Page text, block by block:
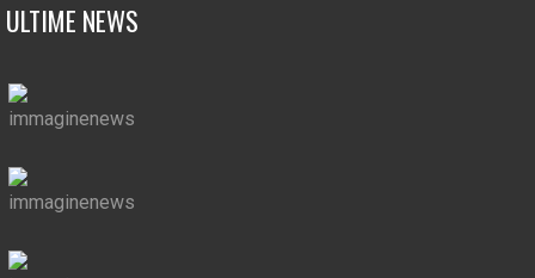
ULTIME NEWS